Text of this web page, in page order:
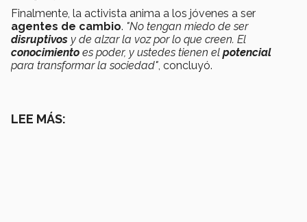
Finalmente, la activista anima a los jóvenes a ser
agentes de cambio. "No tengan miedo de ser
disruptivos y de alzar la voz por lo que creen. El
conocimiento es poder, y ustedes tienen el potencial
para transformar la sociedad", concluyó.
LEE MÁS: